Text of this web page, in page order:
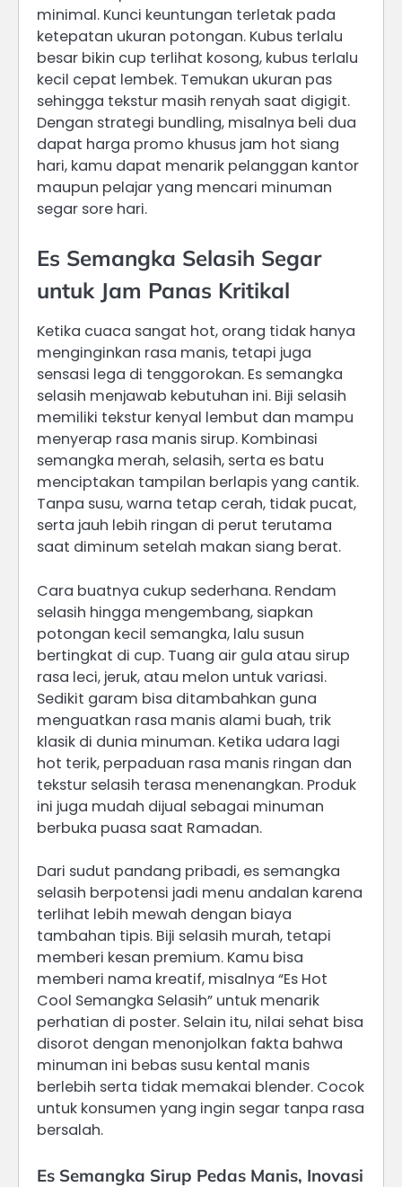
minimal. Kunci keuntungan terletak pada
ketepatan ukuran potongan. Kubus terlalu
besar bikin cup terlihat kosong, kubus terlalu
kecil cepat lembek. Temukan ukuran pas
sehingga tekstur masih renyah saat digigit.
Dengan strategi bundling, misalnya beli dua
dapat harga promo khusus jam hot siang
hari, kamu dapat menarik pelanggan kantor
maupun pelajar yang mencari minuman
segar sore hari.
Es Semangka Selasih Segar
untuk Jam Panas Kritikal
Ketika cuaca sangat hot, orang tidak hanya
menginginkan rasa manis, tetapi juga
sensasi lega di tenggorokan. Es semangka
selasih menjawab kebutuhan ini. Biji selasih
memiliki tekstur kenyal lembut dan mampu
menyerap rasa manis sirup. Kombinasi
semangka merah, selasih, serta es batu
menciptakan tampilan berlapis yang cantik.
Tanpa susu, warna tetap cerah, tidak pucat,
serta jauh lebih ringan di perut terutama
saat diminum setelah makan siang berat.
Cara buatnya cukup sederhana. Rendam
selasih hingga mengembang, siapkan
potongan kecil semangka, lalu susun
bertingkat di cup. Tuang air gula atau sirup
rasa leci, jeruk, atau melon untuk variasi.
Sedikit garam bisa ditambahkan guna
menguatkan rasa manis alami buah, trik
klasik di dunia minuman. Ketika udara lagi
hot terik, perpaduan rasa manis ringan dan
tekstur selasih terasa menenangkan. Produk
ini juga mudah dijual sebagai minuman
berbuka puasa saat Ramadan.
Dari sudut pandang pribadi, es semangka
selasih berpotensi jadi menu andalan karena
terlihat lebih mewah dengan biaya
tambahan tipis. Biji selasih murah, tetapi
memberi kesan premium. Kamu bisa
memberi nama kreatif, misalnya “Es Hot
Cool Semangka Selasih” untuk menarik
perhatian di poster. Selain itu, nilai sehat bisa
disorot dengan menonjolkan fakta bahwa
minuman ini bebas susu kental manis
berlebih serta tidak memakai blender. Cocok
untuk konsumen yang ingin segar tanpa rasa
bersalah.
Es Semangka Sirup Pedas Manis, Inovasi